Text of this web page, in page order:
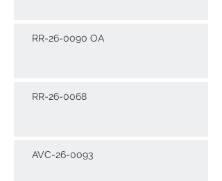
RR-26-0090 OA
RR-26-0068
AVC-26-0093